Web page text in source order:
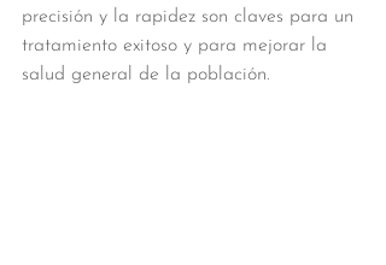
precisión y la rapidez son claves para un
tratamiento exitoso y para mejorar la
salud general de la población.